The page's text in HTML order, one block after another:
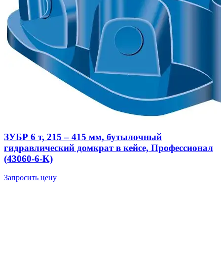
ЗУБР 6 т, 215 – 415 мм, бутылочный
гидравлический домкрат в кейсе, Профессионал
(43060-6-K)
Запросить цену